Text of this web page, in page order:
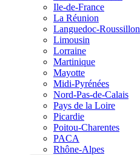
Ile-de-France
La Réunion
Languedoc-Roussillon
Limousin
Lorraine
Martinique
Mayotte
Midi-Pyrénées
Nord-Pas-de-Calais
Pays de la Loire
Picardie
Poitou-Charentes
PACA
Rhône-Alpes